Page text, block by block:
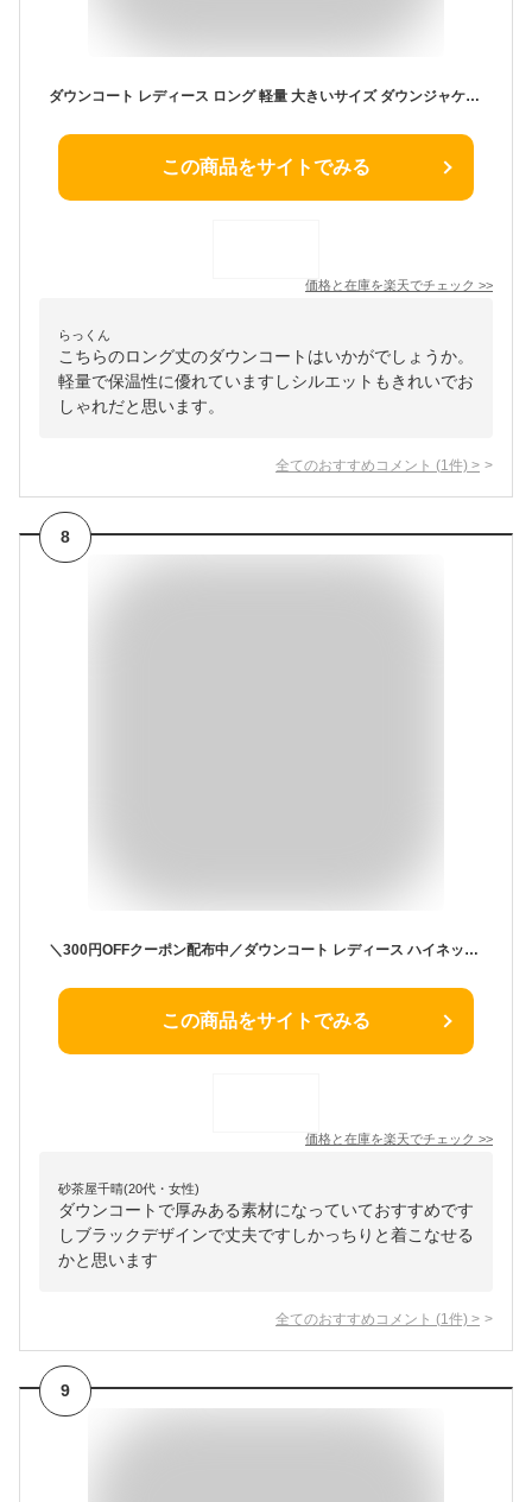
ダウンコート レディース ロング 軽量 大きいサイズ ダウンジャケット 細見え コート フォックスファー ウール アウター ロング丈 ダウン90% きれいめ 20代 30代 40代 50代 60代 オリジナル 秋 冬 [NO.9-530]
この商品をサイトでみる
価格と在庫を楽天でチェック >>
らっくん
こちらのロング丈のダウンコートはいかがでしょうか。
軽量で保温性に優れていますしシルエットもきれいでお
しゃれだと思います。
全てのおすすめコメント (1 件) >
8
＼300円OFFクーポン配布中／ダウンコート レディース ハイネックコート ロング ベンチコート フード アウター ジャケット 大きいサイズ ダウンジャケット 90％ダウン シンプル 冬服 柔らかい 無地 ロングコート 暖か 防寒性抜群！ブラック 20代 30代 40代 50代 60代 秋 冬
この商品をサイトでみる
価格と在庫を楽天でチェック >>
砂茶屋千晴(20代・女性)
ダウンコートで厚みある素材になっていておすすめです
しブラックデザインで丈夫ですしかっちりと着こなせる
かと思います
全てのおすすめコメント (1 件) >
9